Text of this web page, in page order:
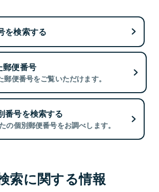
を検索する
郵便番号
便番号をご覧いただけます。
番号を検索する
の個別郵便番号をお調べします。
索に関する情報